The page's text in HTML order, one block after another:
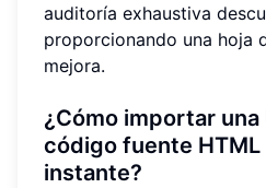
auditoría exhaustiva
proporcionando una hoja
mejora.
¿Cómo importar una
código fuente
instante?